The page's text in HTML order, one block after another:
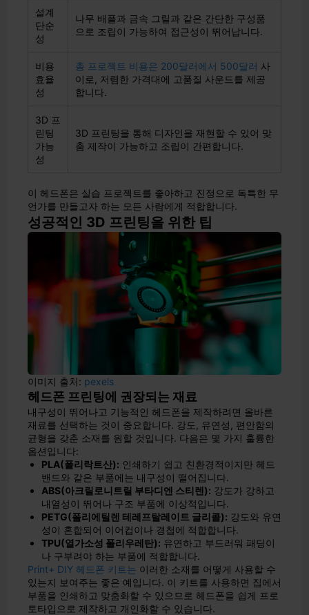
설계
단순
성
나무 배플과 금속 그릴과 같은 간단한 구성품
으로 조립이 가능하여 접근성이 뛰어납니다.
비용
효율
성
총 프로젝트 비용은 200달러에서 500달러 사
이로, 저렴한 가격대에 고품질 사운드를 제공
합니다.
3D 프
린팅
가능
성
3D 프린팅을 통해 디자인을 재현할 수 있어 맞
춤 제작이 가능하고 조립이 간편합니다.
이 헤드폰은 실습 프로젝트를 좋아하고 진정으로 독특한 무
언가를 만들고자 하는 모든 사람에게 적합합니다.
성공적인 3D 프린팅을 위한 팁
이미지 출처: pexels
헤드폰 프린팅에 권장되는 재료
내구성이 뛰어나고 기능적인 헤드폰을 제작하려면 올바른
재료를 선택하는 것이 중요합니다. 강도, 유연성, 편안함의
균형을 갖춘 소재를 원할 것입니다. 다음은 몇 가지 훌륭한
옵션입니다:
PLA(폴리락트산): 인쇄하기 쉽고 친환경적이지만 헤드
밴드와 같은 부품에는 내구성이 떨어집니다.
ABS(아크릴로니트릴 부타디엔 스티렌): 강도가 강하고
내열성이 뛰어나 구조 부품에 이상적입니다.
PETG(폴리에틸렌 테레프탈레이트 글리콜): 강도와 유연
성이 혼합되어 이어컵이나 경첩에 적합합니다.
TPU(열가소성 폴리우레탄): 유연하고 부드러워 패딩이
나 구부려야 하는 부품에 적합합니다.
Print+ DIY 헤드폰 키트는 이러한 소재를 어떻게 사용할 수
있는지 보여주는 좋은 예입니다. 이 키트를 사용하면 집에서
부품을 인쇄하고 맞춤화할 수 있으므로 헤드폰을 쉽게 프로
토타입으로 제작하고 개인화할 수 있습니다.